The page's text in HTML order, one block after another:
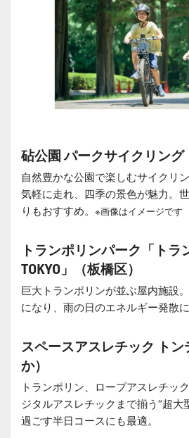
砧公園 パークサイクリング
自然豊かな公園で楽しむサイクリ
気軽に走れ、四季の景色が魅力。
りもおすすめ。 ※画像はイメージです
トランポリンパーク「トラ
TOKYO」（板橋区）
巨大トランポリンが並ぶ屋内施設
になり、雨の日のエネルギー発散に
スペースアスレチック ト
か）
トランポリン、ロープアスレチッ
ジタルアスレチックまで揃う“超大
過ごす半日コースにも最適。